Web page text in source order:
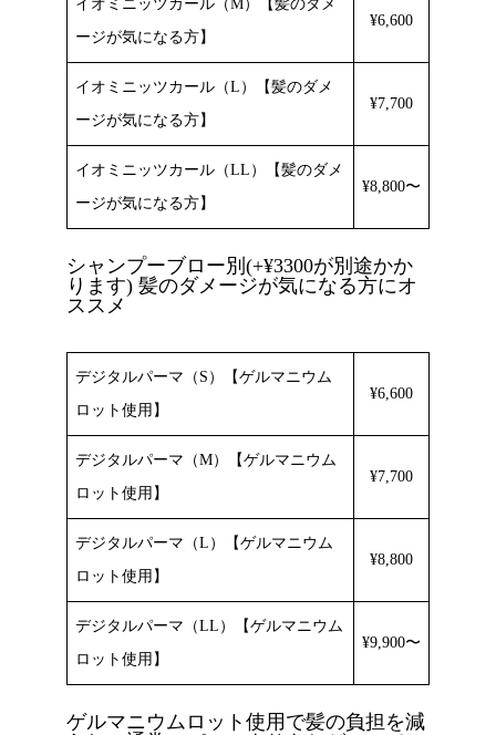
イオミニッツカール（M）【髪のダメ
ージが気になる方】
¥6,600
イオミニッツカール（L）【髪のダメ
ージが気になる方】
¥7,700
イオミニッツカール（LL）【髪のダメ
ージが気になる方】
¥8,800〜
シャンプーブロー別(+¥3300が別途かか
ります) 髪のダメージが気になる方にオ
ススメ
デジタルパーマ（S）【ゲルマニウム
ロット使用】
¥6,600
デジタルパーマ（M）【ゲルマニウム
ロット使用】
¥7,700
デジタルパーマ（L）【ゲルマニウム
ロット使用】
¥8,800
デジタルパーマ（LL）【ゲルマニウム
ロット使用】
¥9,900〜
ゲルマニウムロット使用で髪の負担を減